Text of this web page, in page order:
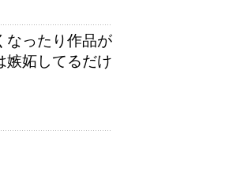
なったり作品が
嫉妬してるだけ